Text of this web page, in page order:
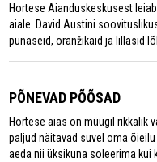
Hortese Aianduskeskusest
aiale. David Austini
punaseid, oranžikaid ja lillasid
PÕNEVAD PÕÕSAD
Hortese aias on müügil rikkalik
paljud näitavad suvel oma
aeda nii üksikuna soleerima kui